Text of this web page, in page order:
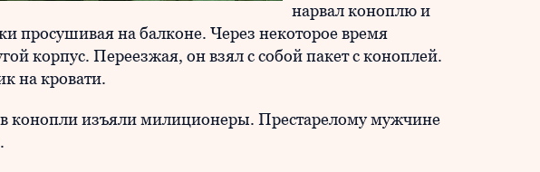
нарвал коноплю и
просушивая на балконе. Через некоторое время
корпус. Переезжая, он взял с собой пакет с коноплей.
на кровати.
конопли изъяли милиционеры. Престарелому мужчине